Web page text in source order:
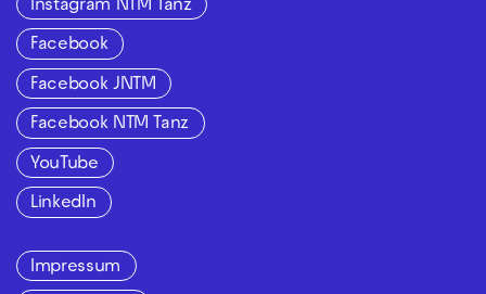
Instagram NTM Tanz
Facebook
Facebook JNTM
Facebook NTM Tanz
YouTube
LinkedIn
Impressum